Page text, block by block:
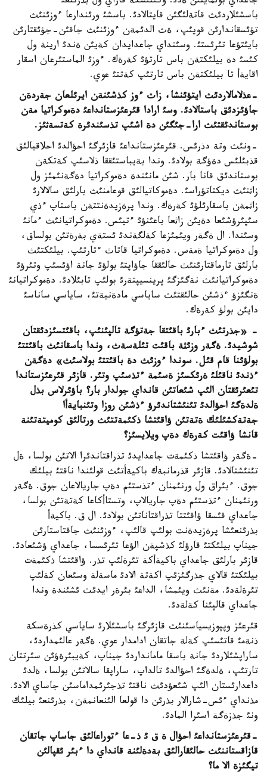
باسشئلاردئث قاتةلئگئن قايتالادئ. باسشئ ورئندارعا ءوزئنئث
تؤئسقاندارئن قويئپ، ةث الدئمةن ءوزئنئث جاقئن-جؤئقتارئن
بايئتؤعا تئرئستئ. وسئنداي جاعدايدان كةيئن ةندئ ارينة ول
كئسئ دة بيلئكتةن باس تارتؤئ كةرةك. ءوزئ الماستئرعان اسقار
اقايةأ تا بيلئكتةن باس تارتئپ كةتتئ عوي.
-عذلامالاردئث ايتؤئنشا، زاث ءوز كذشئنةن ايرئلعان جةردةن
جاؤئزدئق باستالادئ. وسئ ارادا قئرعئزستانداعئ دةموكراتيا مةن
بوستاندئقتئث ارا-جئگئن دة اشئپ تذسئندئرة كةتسةثئز.
-ونئث وتة دذرئس. قئرعئزستانداعئ قازئرگئ احؤالدئ احلاقيالئق
قذبئلئس دةؤگة بولادئ. وندا بةيباستئققا ذلاسئپ كةتكةن
بوستاندئق قانا بار. شئن مانئندة دةموكراتيا دةگةنئمئز ول
زاثنئث ديكتاتؤراسئ. دةموكاتيالئق قوعامنئث بارلئق سالالارئ
زاثمةن باسقارئلؤئ كةرةك. وندا پرةزيدةنتتةن باستاپ ءذي
سئپئرؤشئعا دةيئن زاثعا باعئنؤئ ءتيئس. دةموكراتيانئث ءمانئ
وسئندا. ال ةگةر ويئمئزعا كةلگةندئ ئستةي بةرةتئن بولساق،
ول دةموكراتيا ةمةس. دةموكراتيا قاتاث ءتارتئپ. بيلئكتئث
بارلئق تارماقتارئنئث حالئققا جاؤاپتئ بولؤئ جانة اؤئسئپ وتئرؤئ
دةموكراتيانئث نةگئزگئ پرينسيپتةرئ بولئپ تابئلادئ. دةموكراتيانئ
ةنگئزؤ ءذشئن حالئقتئث ساياسي مادةنيةتئ، ساياسي ساناسئ
دايئن بولؤ كةرةك.
- «جذرتئث ءبارئ باقئتقا جةتؤگة تالپئنئپ، باقئتسئزدئقتان
شوشيدئ. ةگةر وزئثة باقئت تئلةسةث، وندا باسقانئث باقئتتئ
بولؤئنا قام قئل. سوندا ءوزئث دة باقئتتئ بولاسئث» دةگةن
ءذندئ ناقئلئ ةرئكسئز ةسئمة ءتذسئپ وتئر. قازئر قئرعئزستاندا
تئعئرئقتان الئپ شئعاتئن قانداي جولدار بار؟ باؤئرلاس بذل
ةلدةگئ احؤالدئ تئنئشتاندئرؤ ءذشئن روزا وتئنبايةأا
جةتةكشئلئك ةتةتئن ؤاقئتشا ذكئمةتتئث ورتالئق كوميتةتئنة
قانشا ؤاقئت كةرةك دةپ ويلايسئز؟
-ةگةر ؤاقئتشا ذكئمةت جاعدايدئ تذراقتاندئرا الاتئن بولسا، ةل
تئنئشتالادئ. قازئر قذرمانبةك باكيةأتئث قولئندا ناقتئ بيلئك
جوق. ءبئراق ول ورنئمنان ءتذستئم دةپ جاريالاعان جوق. ةگةر
ورنئمنان ءتذستئم دةپ جاريالاپ، وتستاأكاعا كةتةتئن بولسا،
جاعداي قئسقا ؤاقئتتا تذراقتاناتئن بولادئ. ال ق. باكيةأ
بذرئنعئشا پرةزيدةنت بولئپ قالئپ، ءوزئنئث جاقتاستارئن
جيناپ بيلئكتئ قارؤلئ كذشپةن الؤعا تئرئسسا، جاعداي ؤشئعادئ.
قازئر بارلئق جاعداي باكيةأكة تئرةلئپ تذر. ؤاقئتشا ذكئمةت
بيلئكتئ قالاي جذرگئزئپ اكةتة الادئ ماسةلة وسئعان كةلئپ
تئرةلةدئ. مةنئث ويئمشا، الداعئ بئرةر ايدئث ئشئندة وندا
جاعداي قالپئنا كةلةدئ.
قئرعئز وپپوزيسياسئنئث قازئرگئ باسشئلارئ ساياسي كذرةسكة
ذنةمئ قاتئسئپ كةلة جاتقان ادامدار عوي. ةگةر عالئمداردئ،
ساراپشئلاردئ جانة باسقا مامانداردئ جيناپ، كةيبئرةؤئن سئرتتان
تارتئپ، ةلدةگئ احؤالدئ تالداپ، ساراپقا سالاتئن بولسا، ةلدئ
داعدارئستان الئپ شئعؤدئث ناقتئ تذجئرئمداماسئن جاساي الادئ.
مذنداي ءئس-شارالار بذرئن دا قولعا الئنعانمةن، بذرئنعئ بيلئك
ونئ جذزةگة اسئرا المادئ.
-قئرعئزستانداعئ احؤال ة ق ئ ذ-عا ءتوراعالئق جاساپ جاتقان
قازاقستاننئث حالئقارالئق بةدةلئنة قانداي دا ءبئر ئقپالئن
تيگئزة الا ما؟